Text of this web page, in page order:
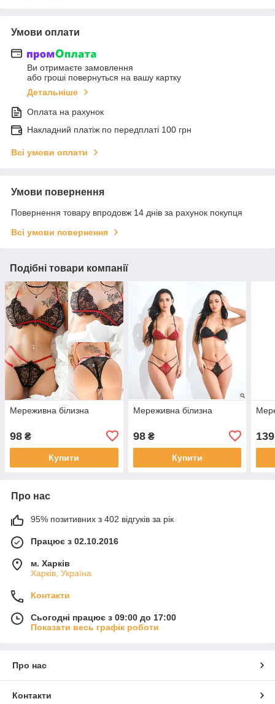
Умови оплати
Ви отримаєте замовлення
або гроші повернуться на вашу картку
Детальніше
Оплата на рахунок
Накладний платіж по передплаті 100 грн
Всі умови оплати
Умови повернення
Повернення товару впродовж 14 днів за рахунок покупця
Всі умови повернення
Подібні товари компанії
Мереживна білизна
98 ₴
Купити
Мереживна білизна
98₴
Купити
139
Про нас
95% позитивних з 402 відгуків за рік
Працює з 02.10.2016
м. Харків
Харків, Україна
Контакти
Сьогодні працює з 09:00 до 17:00
Показати весь графік роботи
Про нас
Контакти